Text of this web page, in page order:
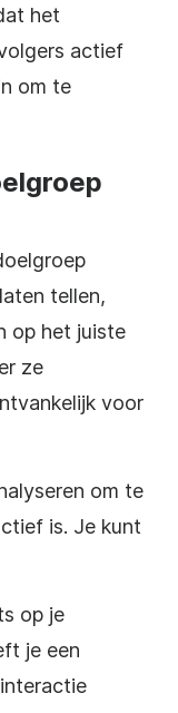
het
actief
om te
tellen,
op het juiste
ze
voor
om te
is. Je kunt
op je
je een